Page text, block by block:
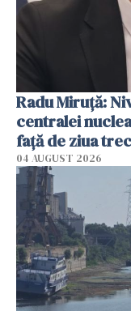
Radu Miruţă:
centralei
faţă de ziua
04 AUGUST 2026